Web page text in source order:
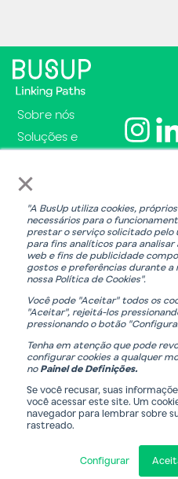
×
"A BusUp utiliza cookies,
necessários para o
prestar o serviço solicitado
para fins analíticos para analisar
web e fins de publicidade
gostos e preferências durante a
nossa Política de Cookies".
Você pode "Aceitar" todos os
"Aceitar", rejeitá-los
pressionando o botão
Tenha em atenção que pode
configurar cookies a qualquer
no Painel de Definições.
Se você recusar, suas
você acessar este site. Um
navegador para lembrar sobre
rastreado.
Configurar
Sobre nós
Soluções e
FAQs
O
b
e
n
h
a
© 2026BUSUP. Todos os
Com o apoio da: